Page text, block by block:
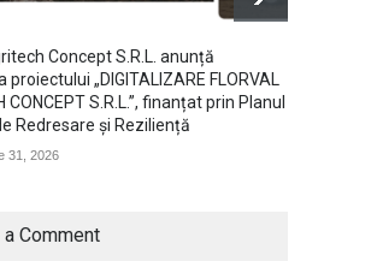
Concept S.R.L. anunță
„DIGITALIZARE FLORVAL
CONCEPT S.R.L.”, finanțat prin Planul
Redresare și Reziliență
31, 2026
Comment